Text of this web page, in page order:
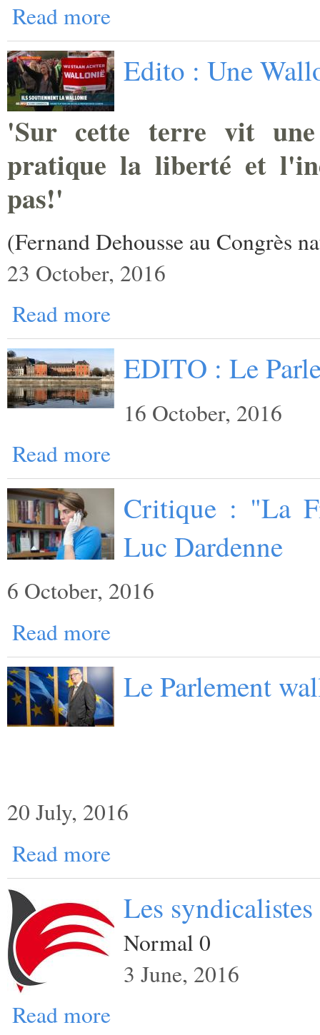
Read more
Edito : Une
'Sur cette terre vit une
pratique la liberté et
pas!'
(Fernand Dehousse au Congrès
23 October, 2016
Read more
EDITO : Le
16 October, 2016
Read more
Critique : "La
Luc Dardenne
6 October, 2016
Read more
Le Parlement
20 July, 2016
Read more
Les
Normal 0
3 June, 2016
Read more